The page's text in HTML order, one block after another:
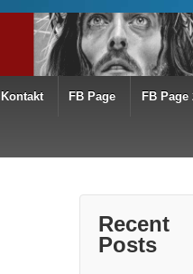
Kontakt FB Page FB Page
Recent
Posts